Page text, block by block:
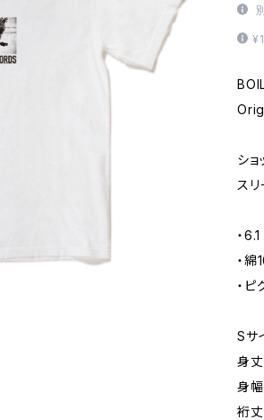
シ
スリ
・
・綿
・ピ
Sサ
身丈
身幅
裄丈